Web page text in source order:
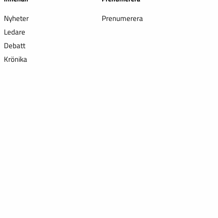
Nyheter
Ledare
Debatt
Krönika
Prenumerera